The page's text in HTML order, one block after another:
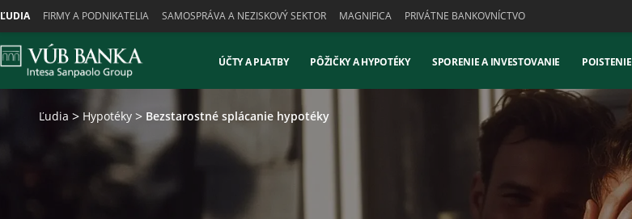
ĽUDIA FIRMY A PODNIKATELIA SAMOSPRÁVA A NEZISKOVÝ SEKTOR MAGNIFICA PRIVÁTNE BANKOVNÍCTVO
ÚČTY A PLATBY PÔŽIČKY A HYPOTÉKY SPORENIE A INVESTOVANIE POISTENIE
Ľudia Hypotéky Bezstarostné splácanie hypotéky